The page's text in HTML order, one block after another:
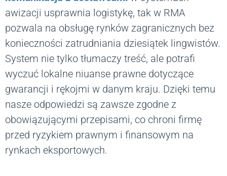
awizacji usprawnia logistykę, tak w RMA
pozwala na obsługę rynków zagranicznych bez
konieczności zatrudniania dziesiątek lingwistów.
System nie tylko tłumaczy treść, ale potrafi
wyczuć lokalne niuanse prawne dotyczące
gwarancji i rękojmi w danym kraju. Dzięki temu
nasze odpowiedzi są zawsze zgodne z
obowiązującymi przepisami, co chroni firmę
przed ryzykiem prawnym i finansowym na
rynkach eksportowych.